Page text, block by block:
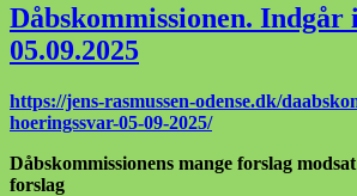
Snede
Dåbskommissionen. Indgår
05.09.2025
https://jens-rasmussen-odense.dk/
hoeringssvar-05-09-2025/
Dåbskommissionens mange forslag
forslag